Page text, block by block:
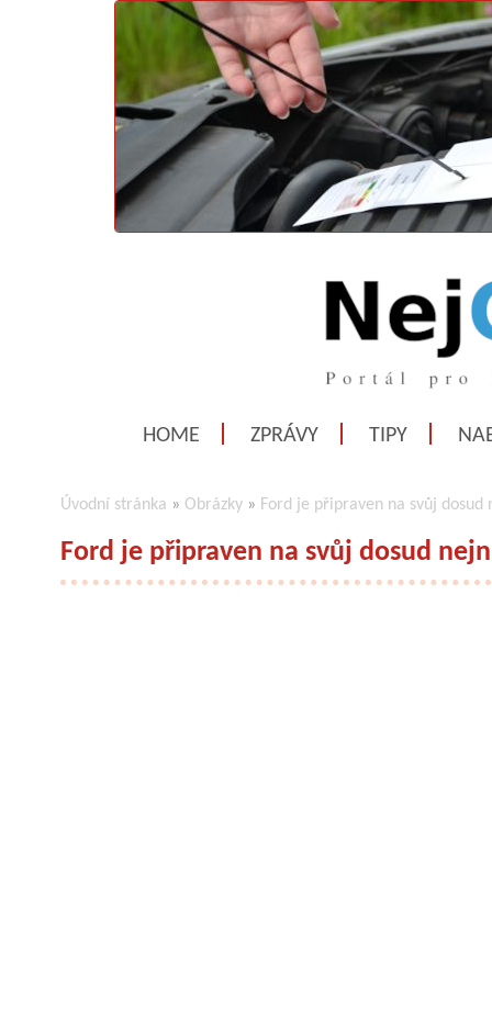
HOME ZPRÁVY TIPY
Úvodní stránka » Obrázky » Ford je připraven na svůj dosud
Ford je připraven na svůj dosud